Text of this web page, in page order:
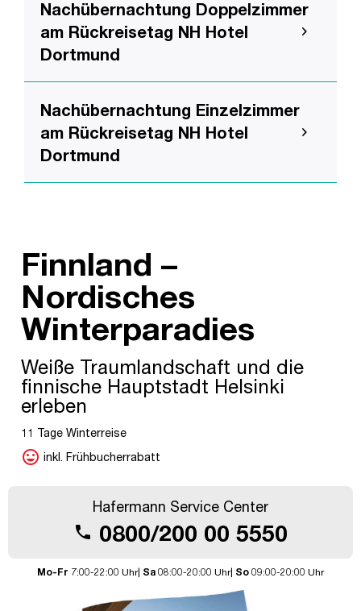
Nachübernachtung Doppelzimmer
am Rückreisetag NH Hotel
Dortmund
Nachübernachtung Einzelzimmer
am Rückreisetag NH Hotel
Dortmund
Finnland –
Nordisches
Winterparadies
Weiße Traumlandschaft und die
finnische Hauptstadt Helsinki
erleben
11 Tage Winterreise
mood inkl. Frühbucherrabatt
Hafermann Service Center
call 0800/200 00 5550
Mo-Fr 7:00-22:00 Uhr| Sa 08:00-20:00 Uhr| So 09:00-20:00 Uhr